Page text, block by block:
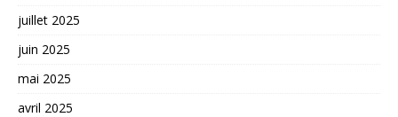
juillet 2025
juin 2025
mai 2025
avril 2025